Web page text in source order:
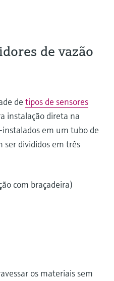
de vazão
de tipos de sensores
instalação direta na
em um tubo de
ser divididos em três
com braçadeira)
os materiais sem